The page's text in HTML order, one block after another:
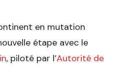
en mutation
étape avec le
, piloté par l’Autorité de